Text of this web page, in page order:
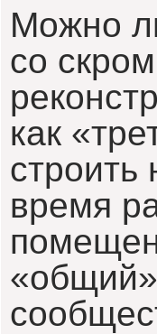
Можно
со
как
время